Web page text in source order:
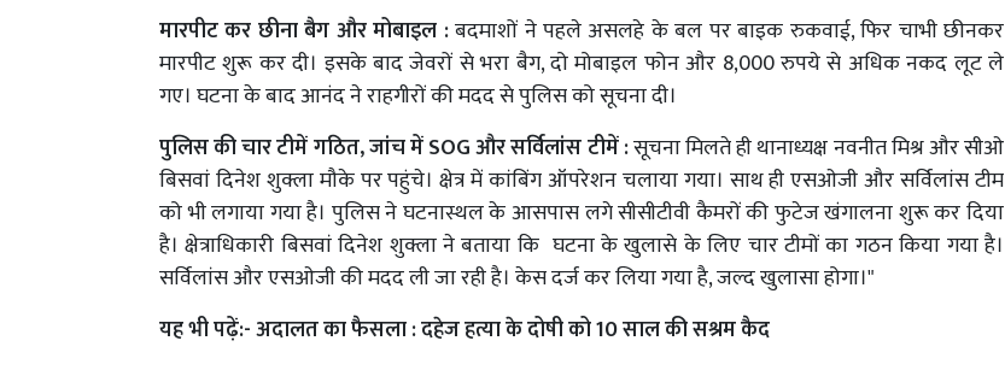
मारपीट कर छीना बैग और मोबाइल :बदमाशों ने पहले असलहे के बल पर बाइक रुकवाई, फिर चाभी छीनकर
मारपीट शुरू कर दी। इसके बाद जेवरों से भरा बैग, दो मोबाइल फोन और 8,000 रुपये से अधिक नकद लूट ले
गए। घटना के बाद आनंद ने राहगीरों की मदद से पुलिस को सूचना दी।
पुलिस की चार टीमें गठित, जांच में SOG और सर्विलांस टीमें :सूचना मिलते ही थानाध्यक्ष नवनीत मिश्र और सीओ
बिसवां दिनेश शुक्ला मौके पर पहुंचे। क्षेत्र में कांबिंग ऑपरेशन चलाया गया। साथ ही एसओजी और सर्विलांस टीम
को भी लगाया गया है। पुलिस ने घटनास्थल के आसपास लगे सीसीटीवी कैमरों की फुटेज खंगालना शुरू कर दिया
है। क्षेत्राधिकारी बिसवां दिनेश शुक्ला ने बताया कि घटना के खुलासे के लिए चार टीमों का गठन किया गया है।
सर्विलांस और एसओजी की मदद ली जा रही है। केस दर्ज कर लिया गया है, जल्द खुलासा होगा।"
यह भी पढ़ें:-अदालत का फैसला : दहेज हत्या के दोषी को 10 साल की सश्रम कैद